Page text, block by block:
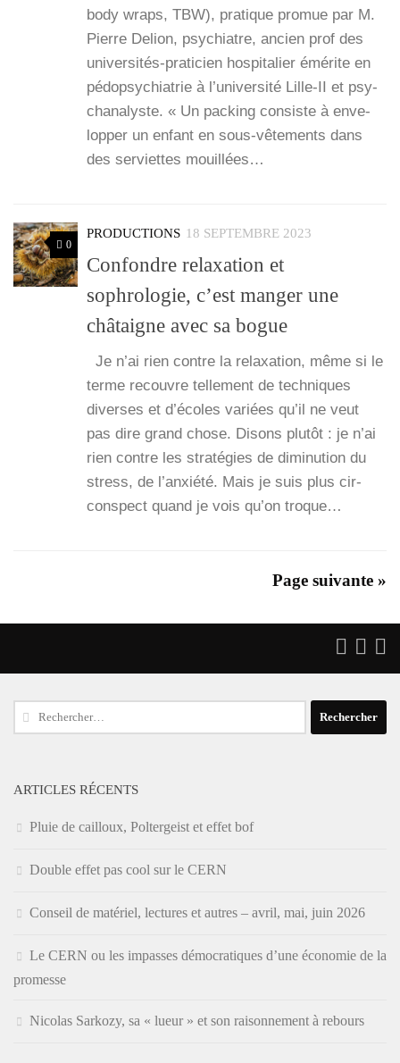
body wraps, TBW), pra­tique pro­mue par M.
Pierre Delion, psy­chiatre, ancien prof des
uni­­ver­­si­­tés-pra­­ti­­cien hos­pi­ta­lier émé­rite en
pédo­psy­chia­trie à l’u­ni­ver­si­té Lille-II et psy­
cha­na­lyste. « Un packing consiste à enve­
lop­per un enfant en sous-vête­­ments dans
des ser­viettes mouillées…
0
PRODUCTIONS 18 SEPTEMBRE 2023
Confondre relaxation et
sophrologie, c’est manger une
châtaigne avec sa bogue
Je n’ai rien contre la relaxa­tion, même si le
terme recouvre tel­le­ment de tech­niques
diverses et d’é­coles variées qu’il ne veut
pas dire grand chose. Disons plu­tôt : je n’ai
rien contre les stra­té­gies de dimi­nu­tion du
stress, de l’an­xié­té. Mais je suis plus cir­
cons­pect quand je vois qu’on troque…
Page suivante »
Rechercher :
ARTICLES RÉCENTS
Pluie de cailloux, Poltergeist et effet bof
Double effet pas cool sur le CERN
Conseil de matériel, lectures et autres – avril, mai, juin 2026
Le CERN ou les impasses démocratiques d’une économie de la
promesse
Nicolas Sarkozy, sa « lueur » et son raisonnement à rebours